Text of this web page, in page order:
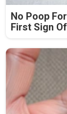
No Poop
First Sign Of